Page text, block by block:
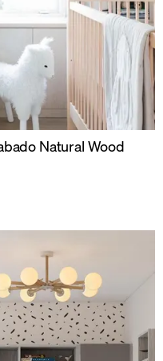
Natural Wood